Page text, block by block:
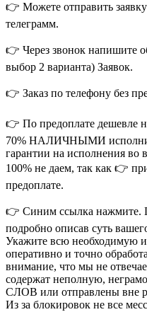
👉 Можете отправить
телеграмм.
👉 Через звонок напишите
выбор 2 варианта) Заявок.
👉 Заказ по телефону без
👉 По предоплате
70% НАЛИЧНЫМИ
гарантии на исполнения во
100% не даем, так как 👉
предоплате.
👉 Синим ссылка нажмите.
подробно описав суть
Укажите всю необходимую
оперативно и точно
внимание, что мы не
содержат неполную,
СЛОВ или отправлены вне
Из за блокировок не все